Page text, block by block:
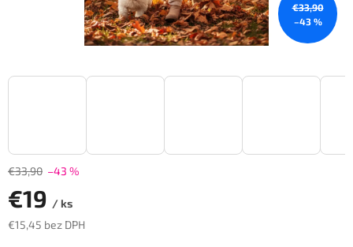
€33,90
–43 %
€33,90 –43 %
€19 / ks
€15,45 bez DPH